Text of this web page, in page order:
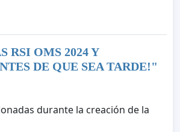
RSI OMS 2024 Y
DE QUE SEA TARDE!"
durante la creación de la